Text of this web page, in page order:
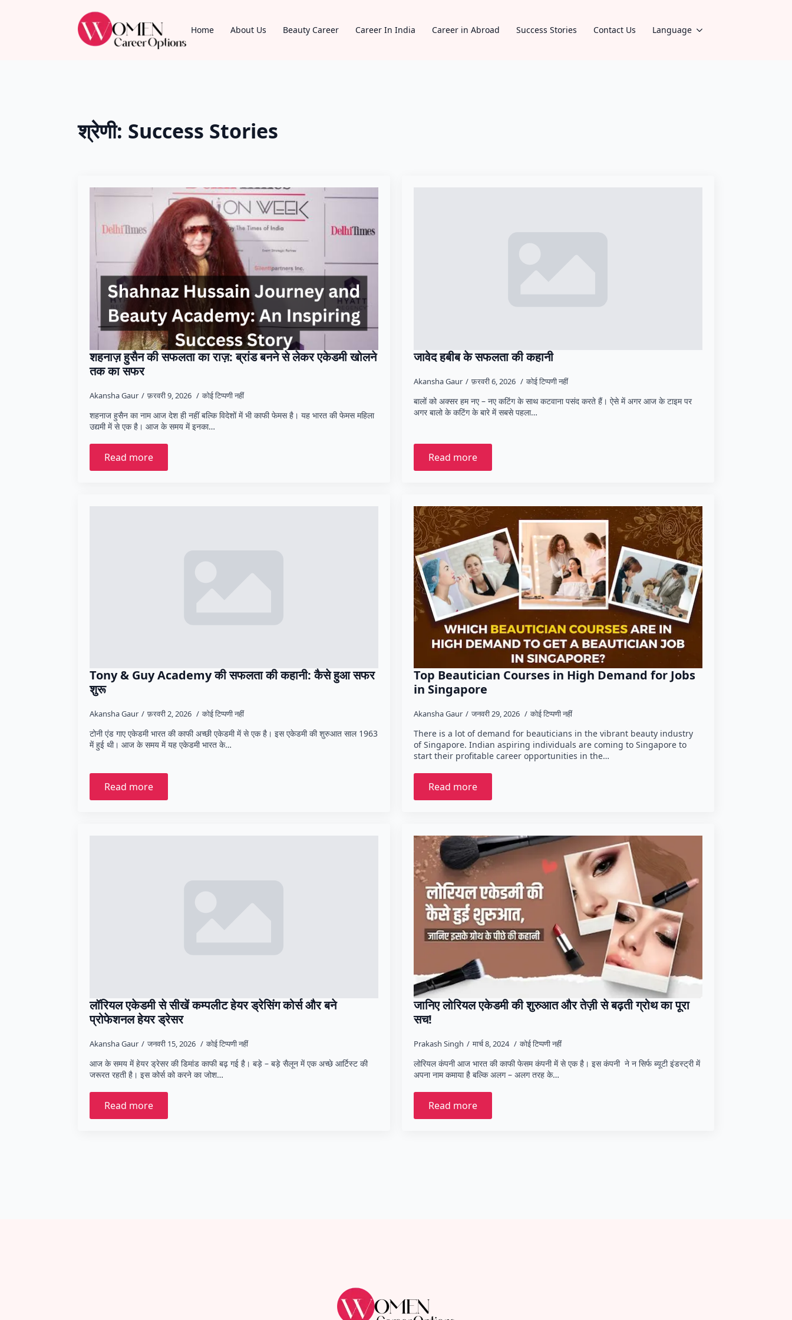
Home About Us Beauty Career Career In India Career in Abroad Success Stories Contact Us Language
श्रेणी: Success Stories
शहनाज़ हुसैन की सफलता का राज़: ब्रांड बनने से लेकर एकेडमी खोलने
तक का सफर
Akansha Gaur फ़रवरी 9, 2026 कोई टिप्पणी नहीं
शहनाज हुसैन का नाम आज देश ही नहीं बल्कि विदेशों में भी काफी फेमस है। यह भारत की फेमस महिला
उद्यमी में से एक है। आज के समय में इनका…
Read more
जावेद हबीब के सफलता की कहानी
Akansha Gaur फ़रवरी 6, 2026 कोई टिप्पणी नहीं
बालों को अक्सर हम नए – नए कटिंग के साथ कटवाना पसंद करते हैं। ऐसे में अगर आज के टाइम पर
अगर बालो के कटिंग के बारे में सबसे पहला…
Read more
Tony & Guy Academy की सफलता की कहानी: कैसे हुआ सफर
शुरू
Akansha Gaur फ़रवरी 2, 2026 कोई टिप्पणी नहीं
टोनी एंड गाए एकेडमी भारत की काफी अच्छी एकेडमी में से एक है। इस एकेडमी की शुरुआत साल 1963
में हुई थी। आज के समय में यह एकेडमी भारत के…
Read more
Top Beautician Courses in High Demand for Jobs
in Singapore
Akansha Gaur जनवरी 29, 2026 कोई टिप्पणी नहीं
There is a lot of demand for beauticians in the vibrant beauty industry
of Singapore. Indian aspiring individuals are coming to Singapore to
start their profitable career opportunities in the…
Read more
लॉरियल एकेडमी से सीखें कम्पलीट हेयर ड्रेसिंग कोर्स और बने
प्रोफेशनल हेयर ड्रेसर
Akansha Gaur जनवरी 15, 2026 कोई टिप्पणी नहीं
आज के समय में हेयर ड्रेसर की डिमांड काफी बढ़ गई है। बड़े – बड़े सैलून में एक अच्छे आर्टिस्ट की
जरूरत रहती है। इस कोर्स को करने का जोश…
Read more
जानिए लोरियल एकेडमी की शुरुआत और तेज़ी से बढ़ती ग्रोथ का पूरा
सच!
Prakash Singh मार्च 8, 2024 कोई टिप्पणी नहीं
लोरियल कंपनी आज भारत की काफी फेसम कंपनी में से एक है। इस कंपनी ने न सिर्फ ब्यूटी इंडस्ट्री में
अपना नाम कमाया है बल्कि अलग – अलग तरह के…
Read more